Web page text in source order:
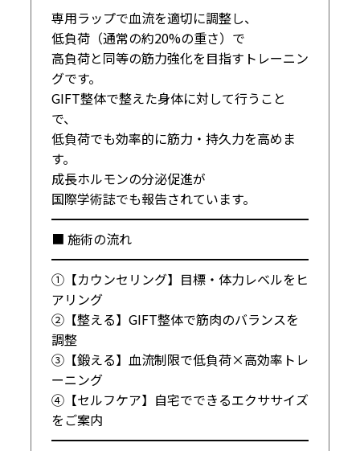
専用ラップで血流を適切に調整し、
低負荷（通常の約20%の重さ）で
高負荷と同等の筋力強化を目指すトレーニン
グです。
GIFT整体で整えた身体に対して行うこと
で、
低負荷でも効率的に筋力・持久力を高めま
す。
成長ホルモンの分泌促進が
国際学術誌でも報告されています。
━━━━━━━━━━━━━━━━━━━━
■ 施術の流れ
━━━━━━━━━━━━━━━━━━━━
①【カウンセリング】目標・体力レベルをヒ
アリング
②【整える】GIFT整体で筋肉のバランスを
調整
③【鍛える】血流制限で低負荷×高効率トレ
ーニング
④【セルフケア】自宅でできるエクササイズ
をご案内
━━━━━━━━━━━━━━━━━━━━